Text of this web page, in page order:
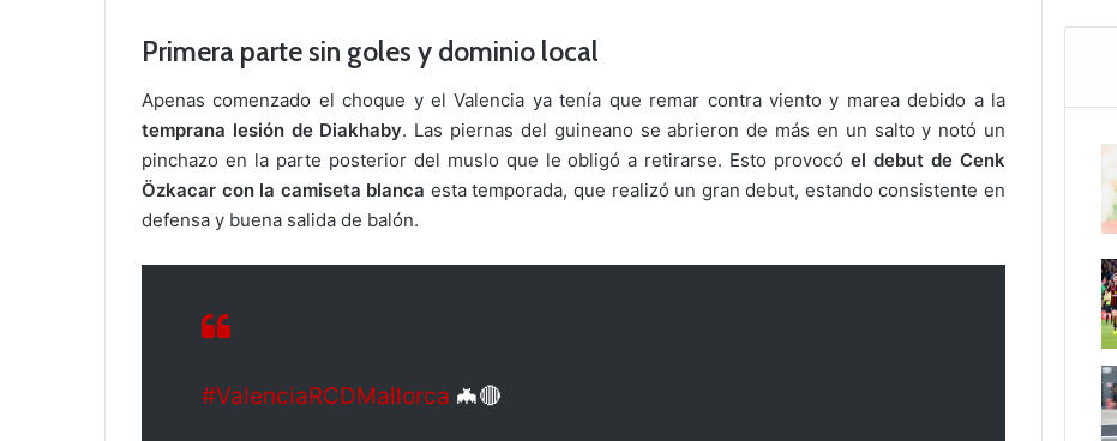
Primera parte sin goles y dominio local
Apenas comenzado el choque y el Valencia ya tenía que remar contra viento y marea debido a la
temprana lesión de Diakhaby. Las piernas del guineano se abrieron de más en un salto y notó un
pinchazo en la parte posterior del muslo que le obligó a retirarse. Esto provocóel debut de Cenk
Özkacar con la camiseta blanca esta temporada, que realizó un gran debut, estando consistente en
defensa y buena salida de balón.
#ValenciaRCDMallorca 🦇🔴